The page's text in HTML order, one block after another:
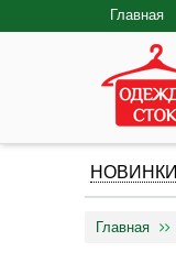
Главная
НОВИНКИ
Главная